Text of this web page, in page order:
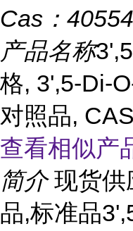
Cas：
产品名称
格, 3',5-Di-
对照品,
查看相似产
简介 现货供
品,标准品